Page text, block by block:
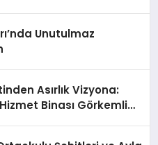
Unutulmaz
Asırlık Vizyona:
Binası Görkemli